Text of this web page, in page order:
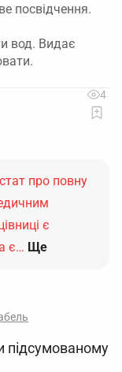
посвідчення.
вод. Видає
4
про повну
є
є… Ще